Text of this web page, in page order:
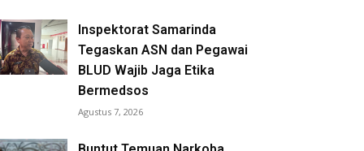
Inspektorat Samarinda
Tegaskan ASN dan Pegawai
BLUD Wajib Jaga Etika
Bermedsos
Agustus 7, 2026